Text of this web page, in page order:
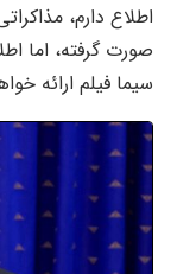
اطلاع دارم،
صورت گرفته، اما
سیما فیلم ارائه